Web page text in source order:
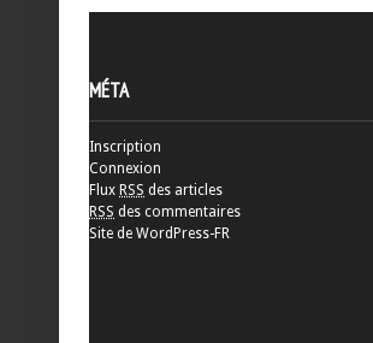
MÉTA
Inscription
Connexion
Flux RSS des articles
RSS des commentaires
Site de WordPress-FR